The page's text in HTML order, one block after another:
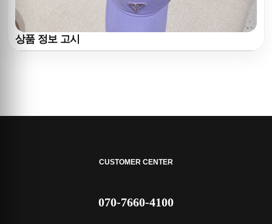
상품 정보 고시
CUSTOMER CENTER
070-7660-4100